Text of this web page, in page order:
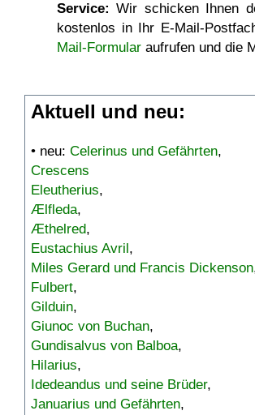
Service: Wir schicken Ihnen
kostenlos in Ihr E-Mail-
Mail-Formular aufrufen und die
Aktuell und neu:
• neu: Celerinus und Gefährten,
Crescens
Eleutherius,
Ælfleda,
Æthelred,
Eustachius Avril,
Miles Gerard und Francis Dickenson
Fulbert,
Gilduin,
Giunoc von Buchan,
Gundisalvus von Balboa,
Hilarius,
Idedeandus und seine Brüder,
Januarius und Gefährten,